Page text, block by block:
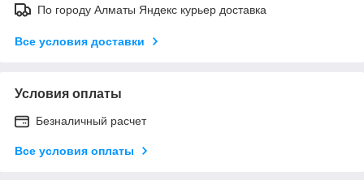
По городу Алматы Яндекс курьер доставка
Все условия доставки
Условия оплаты
Безналичный расчет
Все условия оплаты